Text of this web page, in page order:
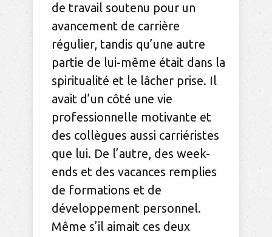
de travail soutenu pour un
avancement de carrière
régulier, tandis qu’une autre
partie de lui-même était dans la
spiritualité et le lâcher prise. Il
avait d’un côté une vie
professionnelle motivante et
des collègues aussi carriéristes
que lui. De l’autre, des week-
ends et des vacances remplies
de formations et de
développement personnel.
Même s’il aimait ces deux